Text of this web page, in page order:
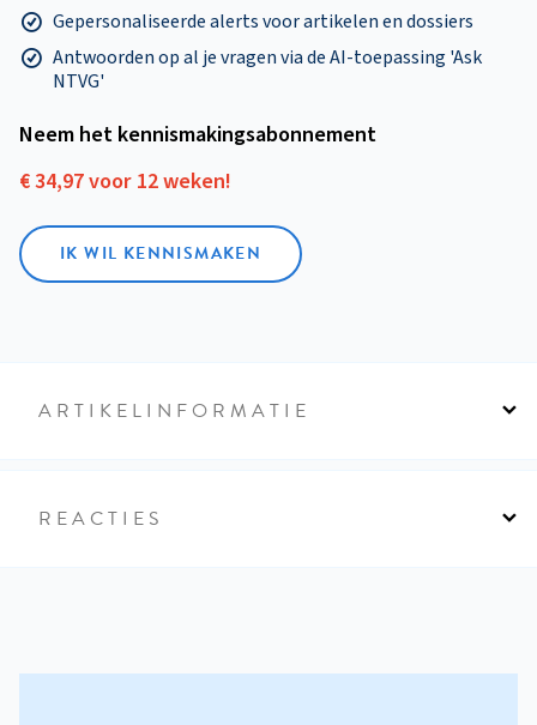
Gepersonaliseerde alerts voor artikelen en dossiers
Antwoorden op al je vragen via de AI-toepassing 'Ask
NTVG'
Neem het kennismakings­abonnement
€ 34,97 voor 12 weken!
IK WIL KENNISMAKEN
ARTIKELINFORMATIE
REACTIES